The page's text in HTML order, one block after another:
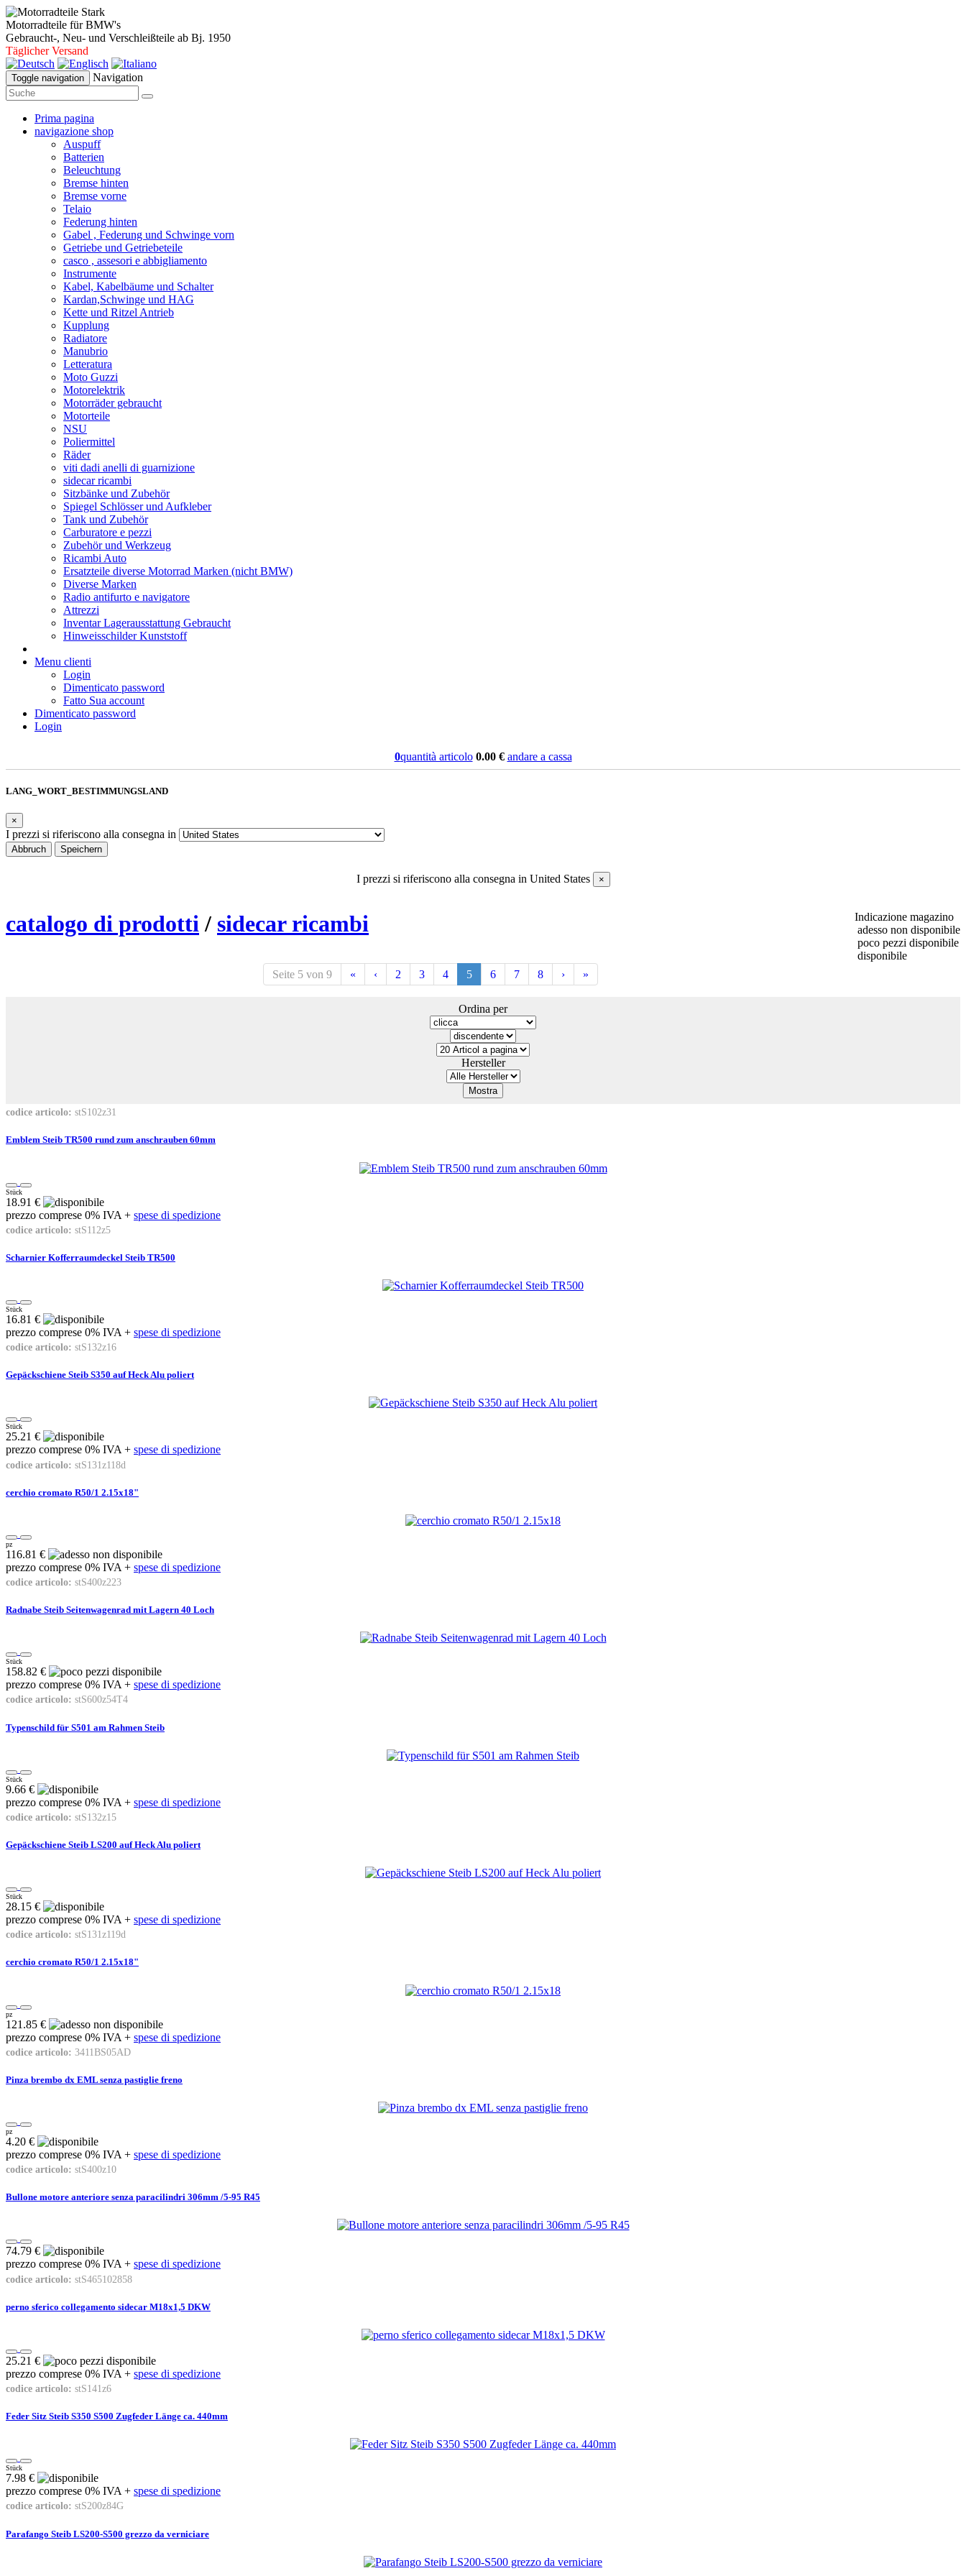
Motorradteile für BMW's
Gebraucht-, Neu- und Verschleißteile ab Bj. 1950
Täglicher Versand
Toggle navigation Navigation
Prima pagina
navigazione shop
Auspuff
Batterien
Beleuchtung
Bremse hinten
Bremse vorne
Telaio
Federung hinten
Gabel , Federung und Schwinge vorn
Getriebe und Getriebeteile
casco , assesori e abbigliamento
Instrumente
Kabel, Kabelbäume und Schalter
Kardan,Schwinge und HAG
Kette und Ritzel Antrieb
Kupplung
Radiatore
Manubrio
Letteratura
Moto Guzzi
Motorelektrik
Motorräder gebraucht
Motorteile
NSU
Poliermittel
Räder
viti dadi anelli di guarnizione
sidecar ricambi
Sitzbänke und Zubehör
Spiegel Schlösser und Aufkleber
Tank und Zubehör
Carburatore e pezzi
Zubehör und Werkzeug
Ricambi Auto
Ersatzteile diverse Motorrad Marken (nicht BMW)
Diverse Marken
Radio antifurto e navigatore
Attrezzi
Inventar Lagerausstattung Gebraucht
Hinweisschilder Kunststoff
Menu clienti
Login
Dimenticato password
Fatto Sua account
Dimenticato password
Login
0quantità articolo 0.00€ andare a cassa
LANG_WORT_BESTIMMUNGSLAND
×
I prezzi si riferiscono alla consegna in
Abbruch Speichern
I prezzi si riferiscono alla consegna in United States ×
Indicazione magazino
adesso non disponibile
poco pezzi disponibile
disponibile
catalogo di prodotti / sidecar ricambi
Seite 5 von 9 « ‹ 2 3 4 5 6 7 8 › »
Ordina per
Hersteller
codice articolo: stS102z31
Emblem Steib TR500 rund zum anschrauben 60mm
Stück
18.91 €
prezzo comprese 0% IVA + spese di spedizione
codice articolo: stS112z5
Scharnier Kofferraumdeckel Steib TR500
Stück
16.81 €
prezzo comprese 0% IVA + spese di spedizione
codice articolo: stS132z16
Gepäckschiene Steib S350 auf Heck Alu poliert
Stück
25.21 €
prezzo comprese 0% IVA + spese di spedizione
codice articolo: stS131z118d
cerchio cromato R50/1 2.15x18"
pz
116.81 €
prezzo comprese 0% IVA + spese di spedizione
codice articolo: stS400z223
Radnabe Steib Seitenwagenrad mit Lagern 40 Loch
Stück
158.82 €
prezzo comprese 0% IVA + spese di spedizione
codice articolo: stS600z54T4
Typenschild für S501 am Rahmen Steib
Stück
9.66 €
prezzo comprese 0% IVA + spese di spedizione
codice articolo: stS132z15
Gepäckschiene Steib LS200 auf Heck Alu poliert
Stück
28.15 €
prezzo comprese 0% IVA + spese di spedizione
codice articolo: stS131z119d
cerchio cromato R50/1 2.15x18"
pz
121.85 €
prezzo comprese 0% IVA + spese di spedizione
codice articolo: 3411BS05AD
Pinza brembo dx EML senza pastiglie freno
pz
4.20 €
prezzo comprese 0% IVA + spese di spedizione
codice articolo: stS400z10
Bullone motore anteriore senza paracilindri 306mm /5-95 R45
74.79 €
prezzo comprese 0% IVA + spese di spedizione
codice articolo: stS465102858
perno sferico collegamento sidecar M18x1,5 DKW
25.21 €
prezzo comprese 0% IVA + spese di spedizione
codice articolo: stS141z6
Feder Sitz Steib S350 S500 Zugfeder Länge ca. 440mm
Stück
7.98 €
prezzo comprese 0% IVA + spese di spedizione
codice articolo: stS200z84G
Parafango Steib LS200-S500 grezzo da verniciare